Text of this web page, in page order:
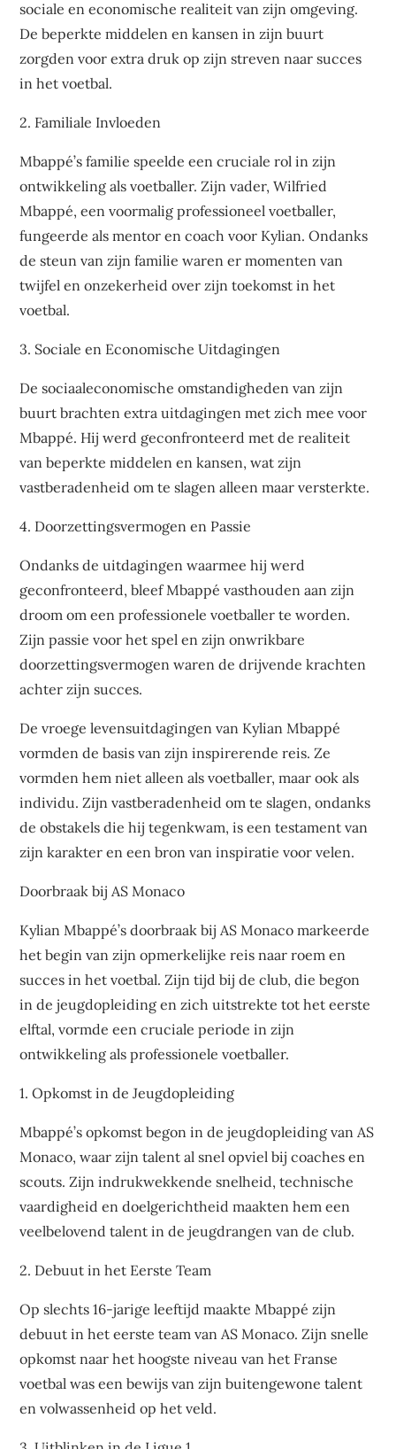
sociale en economische realiteit van zijn omgeving.
De beperkte middelen en kansen in zijn buurt
zorgden voor extra druk op zijn streven naar succes
in het voetbal.
2. Familiale Invloeden
Mbappé’s familie speelde een cruciale rol in zijn
ontwikkeling als voetballer. Zijn vader, Wilfried
Mbappé, een voormalig professioneel voetballer,
fungeerde als mentor en coach voor Kylian. Ondanks
de steun van zijn familie waren er momenten van
twijfel en onzekerheid over zijn toekomst in het
voetbal.
3. Sociale en Economische Uitdagingen
De sociaaleconomische omstandigheden van zijn
buurt brachten extra uitdagingen met zich mee voor
Mbappé. Hij werd geconfronteerd met de realiteit
van beperkte middelen en kansen, wat zijn
vastberadenheid om te slagen alleen maar versterkte.
4. Doorzettingsvermogen en Passie
Ondanks de uitdagingen waarmee hij werd
geconfronteerd, bleef Mbappé vasthouden aan zijn
droom om een professionele voetballer te worden.
Zijn passie voor het spel en zijn onwrikbare
doorzettingsvermogen waren de drijvende krachten
achter zijn succes.
De vroege levensuitdagingen van Kylian Mbappé
vormden de basis van zijn inspirerende reis. Ze
vormden hem niet alleen als voetballer, maar ook als
individu. Zijn vastberadenheid om te slagen, ondanks
de obstakels die hij tegenkwam, is een testament van
zijn karakter en een bron van inspiratie voor velen.
Doorbraak bij AS Monaco
Kylian Mbappé’s doorbraak bij AS Monaco markeerde
het begin van zijn opmerkelijke reis naar roem en
succes in het voetbal. Zijn tijd bij de club, die begon
in de jeugdopleiding en zich uitstrekte tot het eerste
elftal, vormde een cruciale periode in zijn
ontwikkeling als professionele voetballer.
1. Opkomst in de Jeugdopleiding
Mbappé’s opkomst begon in de jeugdopleiding van AS
Monaco, waar zijn talent al snel opviel bij coaches en
scouts. Zijn indrukwekkende snelheid, technische
vaardigheid en doelgerichtheid maakten hem een
veelbelovend talent in de jeugdrangen van de club.
2. Debuut in het Eerste Team
Op slechts 16-jarige leeftijd maakte Mbappé zijn
debuut in het eerste team van AS Monaco. Zijn snelle
opkomst naar het hoogste niveau van het Franse
voetbal was een bewijs van zijn buitengewone talent
en volwassenheid op het veld.